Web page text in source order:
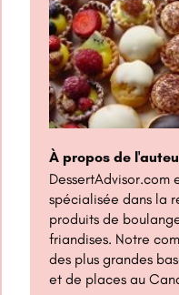
À propos de
DessertAdvisor.com
spécialisée dans la
produits de
friandises. Notre
des plus grandes
et de places au